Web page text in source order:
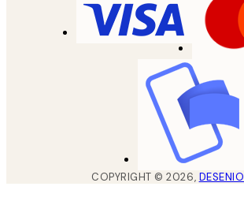
COPYRIGHT ©2026, DESENIO